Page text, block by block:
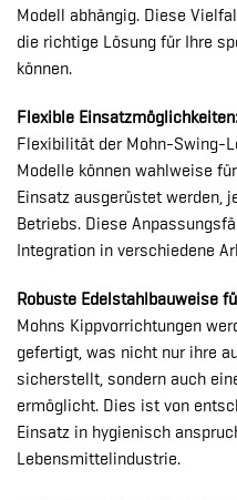
Modell abhängig. Diese
die richtige Lösung für Ihre
können.
Flexible
Flexibilität der Mohn-Swing-
Modelle können wahlweise
Einsatz ausgerüstet werden,
Betriebs. Diese
Integration in verschiedene
Robuste Edelstahlbauweise
Mohns Kippvorrichtungen
gefertigt, was nicht nur ihre
sicherstellt, sondern auch
ermöglicht. Dies ist von
Einsatz in hygienisch
Lebensmittelindustrie.